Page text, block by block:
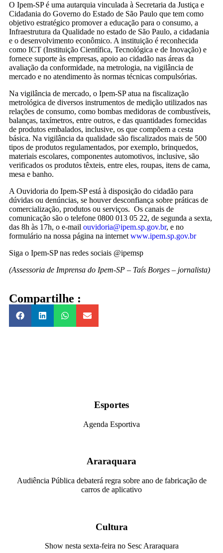
O Ipem-SP é uma autarquia vinculada à Secretaria da Justiça e
Cidadania do Governo do Estado de São Paulo que tem como
objetivo estratégico promover a educação para o consumo, a
Infraestrutura da Qualidade no estado de São Paulo, a cidadania
e o desenvolvimento econômico. A instituição é reconhecida
como ICT (Instituição Científica, Tecnológica e de Inovação) e
fornece suporte às empresas, apoio ao cidadão nas áreas da
avaliação da conformidade, na metrologia, na vigilância de
mercado e no atendimento às normas técnicas compulsórias.
Na vigilância de mercado, o Ipem-SP atua na fiscalização
metrológica de diversos instrumentos de medição utilizados nas
relações de consumo, como bombas medidoras de combustíveis,
balanças, taxímetros, entre outros, e das quantidades fornecidas
de produtos embalados, inclusive, os que compõem a cesta
básica. Na vigilância da qualidade são fiscalizados mais de 500
tipos de produtos regulamentados, por exemplo, brinquedos,
materiais escolares, componentes automotivos, inclusive, são
verificados os produtos têxteis, entre eles, roupas, itens de cama,
mesa e banho.
A Ouvidoria do Ipem-SP está à disposição do cidadão para
dúvidas ou denúncias, se houver desconfiança sobre práticas de
comercialização, produtos ou serviços. Os canais de
comunicação são o telefone 0800 013 05 22, de segunda a sexta,
das 8h às 17h, o e-mail ouvidoria@ipem.sp.gov.br, e no
formulário na nossa página na internet www.ipem.sp.gov.br
Siga o Ipem-SP nas redes sociais @ipemsp
(Assessoria de Imprensa do Ipem-SP – Taís Borges – jornalista)
Compartilhe :
Esportes
Agenda Esportiva
Araraquara
Audiência Pública debaterá regra sobre ano de fabricação de
carros de aplicativo
Cultura
Show nesta sexta-feira no Sesc Araraquara